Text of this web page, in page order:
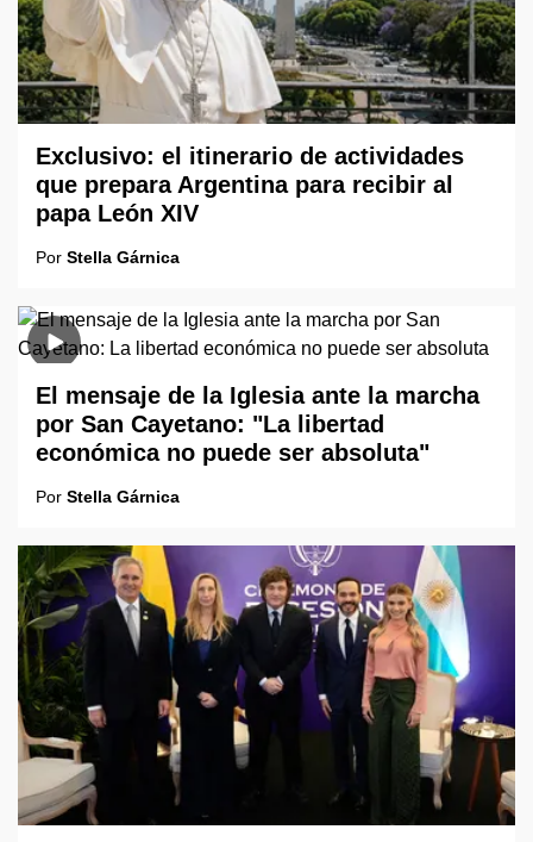
Exclusivo: el itinerario de actividades
que prepara Argentina para recibir al
papa León XIV
Por Stella Gárnica
El mensaje de la Iglesia ante la marcha
por San Cayetano: "La libertad
económica no puede ser absoluta"
Por Stella Gárnica